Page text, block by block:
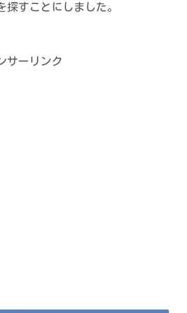
探すことにしました。
サーリンク